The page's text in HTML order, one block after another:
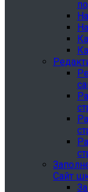
Сайт